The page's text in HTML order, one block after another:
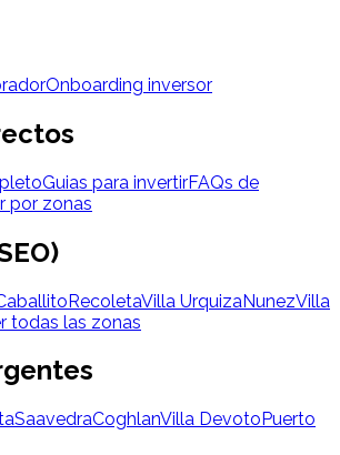
Onboarding inversor
Guias para invertirFAQs de
por zonas
RecoletaVilla UrquizaNunezVilla
todas las zonas
SaavedraCoghlanVilla Devoto Puerto